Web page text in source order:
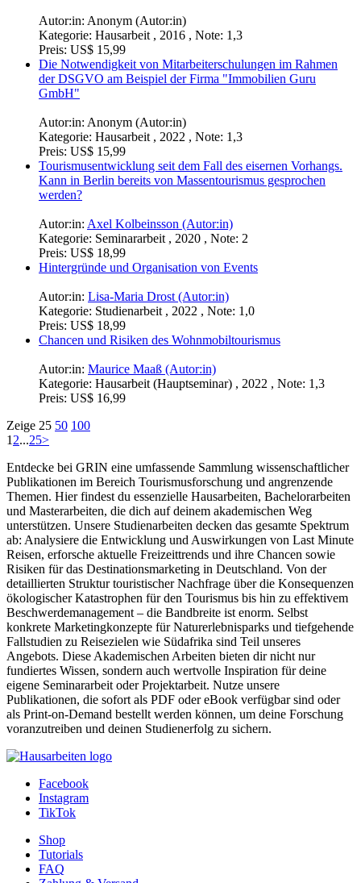
Autor:in: Anonym (Autor:in)
Kategorie: Hausarbeit , 2016 , Note: 1,3
Preis: US$ 15,99
Die Notwendigkeit von Mitarbeiterschulungen im Rahmen
der DSGVO am Beispiel der Firma "Immobilien Guru
GmbH"
Autor:in: Anonym (Autor:in)
Kategorie: Hausarbeit , 2022 , Note: 1,3
Preis: US$ 15,99
Tourismusentwicklung seit dem Fall des eisernen Vorhangs.
Kann in Berlin bereits von Massentourismus gesprochen
werden?
Autor:in: Axel Kolbeinsson (Autor:in)
Kategorie: Seminararbeit , 2020 , Note: 2
Preis: US$ 18,99
Hintergründe und Organisation von Events
Autor:in: Lisa-Maria Drost (Autor:in)
Kategorie: Studienarbeit , 2022 , Note: 1,0
Preis: US$ 18,99
Chancen und Risiken des Wohnmobiltourismus
Autor:in: Maurice Maaß (Autor:in)
Kategorie: Hausarbeit (Hauptseminar) , 2022 , Note: 1,3
Preis: US$ 16,99
Zeige 25 50 100
12...25>
Entdecke bei GRIN eine umfassende Sammlung wissenschaftlicher
Publikationen im Bereich Tourismusforschung und angrenzende
Themen. Hier findest du essenzielle Hausarbeiten, Bachelorarbeiten
und Masterarbeiten, die dich auf deinem akademischen Weg
unterstützen. Unsere Studienarbeiten decken das gesamte Spektrum
ab: Analysiere die Entwicklung und Auswirkungen von Last Minute
Reisen, erforsche aktuelle Freizeittrends und ihre Chancen sowie
Risiken für das Destinationsmarketing in Deutschland. Von der
detaillierten Struktur touristischer Nachfrage über die Konsequenzen
ökologischer Katastrophen für den Tourismus bis hin zu effektivem
Beschwerdemanagement – die Bandbreite ist enorm. Selbst
konkrete Marketingkonzepte für Naturerlebnisparks und tiefgehende
Fallstudien zu Reisezielen wie Südafrika sind Teil unseres
Angebots. Diese Akademischen Arbeiten bieten dir nicht nur
fundiertes Wissen, sondern auch wertvolle Inspiration für deine
eigene Seminararbeit oder Projektarbeit. Nutze unsere
Publikationen, die sofort als PDF oder eBook verfügbar sind oder
als Print-on-Demand bestellt werden können, um deine Forschung
voranzutreiben und deinen Studienerfolg zu sichern.
Facebook
Instagram
TikTok
Shop
Tutorials
FAQ